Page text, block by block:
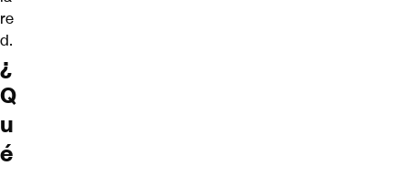
re
d.
¿
Q
u
é